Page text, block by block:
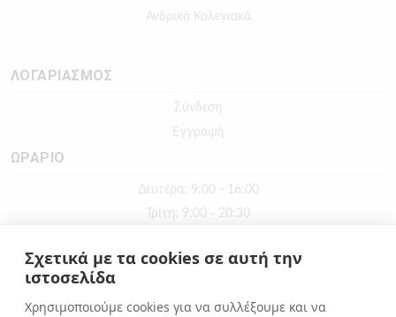
Ανδρικά Κολεγιακά
ΛΟΓΑΡΙΑΣΜΟΣ
Σύνδεση
Εγγραφή
ΩΡΑΡΙΟ
Δευτέρα: 9:00 - 16:00
Τρίτη: 9:00 - 20:30
Πέμπτη: 9:00 - 20:30
Σάββατο: 9:00 - 16:00
Σχετικά με τα cookies σε αυτή την
ιστοσελίδα
Χρησιμοποιούμε cookies για να συλλέξουμε και να